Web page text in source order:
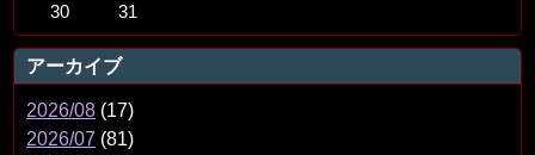
30
31
アーカイブ
2026/08 (17)
2026/07 (81)